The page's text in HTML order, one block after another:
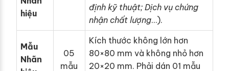
hiệu
định kỹ thuật; Dịch vụ chứng
nhận chất lượng…).
Mẫu
Nhãn
05
mẫu
Kích thước không lớn hơn
80×80 mm và không nhỏ hơn
20×20 mm. Phải dán 01 mẫu